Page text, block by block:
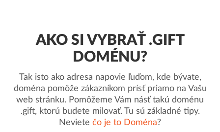
AKO SI VYBRAŤ .GIFT
DOMÉNU?
Tak isto ako adresa napovie ľuďom, kde bývate,
doména pomôže zákazníkom prísť priamo na Vašu
web stránku. Pomôžeme Vám násť takú doménu
.gift, ktorú budete milovať. Tu sú základné tipy.
Neviete čo je to Doména?